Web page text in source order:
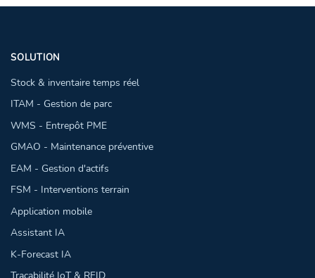
SOLUTION
Stock & inventaire temps réel
ITAM - Gestion de parc
WMS - Entrepôt PME
GMAO - Maintenance préventive
EAM - Gestion d'actifs
FSM - Interventions terrain
Application mobile
Assistant IA
K-Forecast IA